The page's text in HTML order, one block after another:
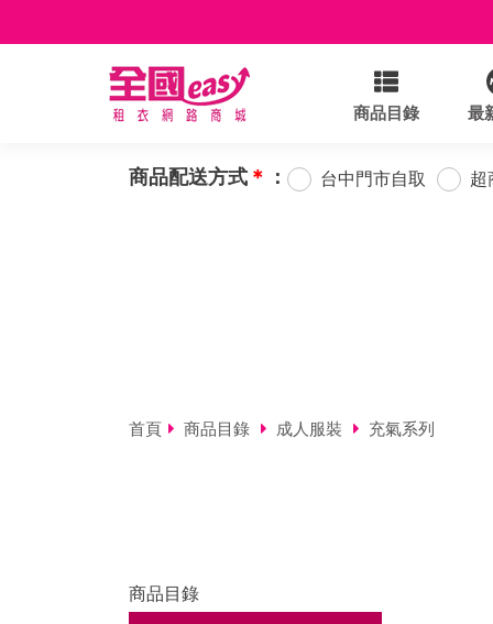
商品目錄 最
商品配送方式 ＊ ： 台中門市自取 超
首頁 商品目錄 成人服裝 充氣系列
商品目錄